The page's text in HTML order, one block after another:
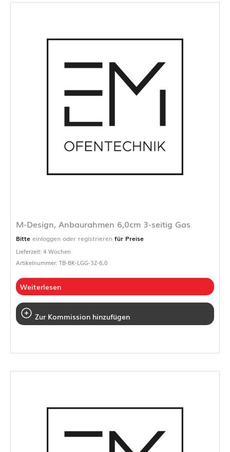
M-Design, Anbaurahmen 6,0cm 3-seitig Gas
Bitte einloggen oder registrieren für Preise
Lieferzeit: 4 Wochen
Artikelnummer: TB-BK-LGG-3Z-6,0
Weiterlesen
Zur Kommission hinzufügen